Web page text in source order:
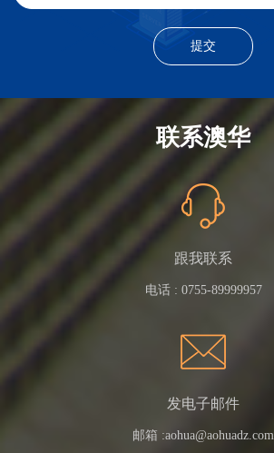
联系澳华
跟我联系
电话 : 0755-89999957
发电子邮件
邮箱 :aohua@aohuadz.com